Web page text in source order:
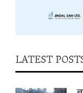
LATEST